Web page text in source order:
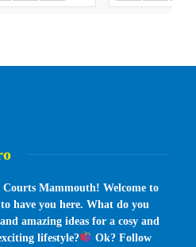
Courts Mammouth! Welcome to
have you here. What do you
amazing ideas for a cosy and
lifestyle?
Ok? Follow